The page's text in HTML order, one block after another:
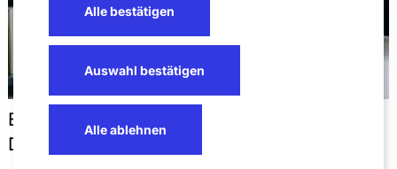
Alle bestätigen
Auswahl bestätigen
Alle ablehnen
Englischsprachige Wirtschaftsprozesse in
Deutschland